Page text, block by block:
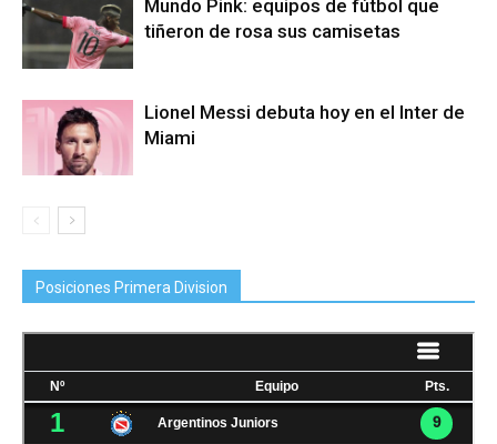
Mundo Pink: equipos de fútbol que
tiñeron de rosa sus camisetas
Lionel Messi debuta hoy en el Inter de
Miami
Posiciones Primera Division